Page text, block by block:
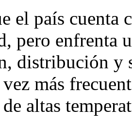
el país cuenta
pero enfrenta
distribución y
más
altas